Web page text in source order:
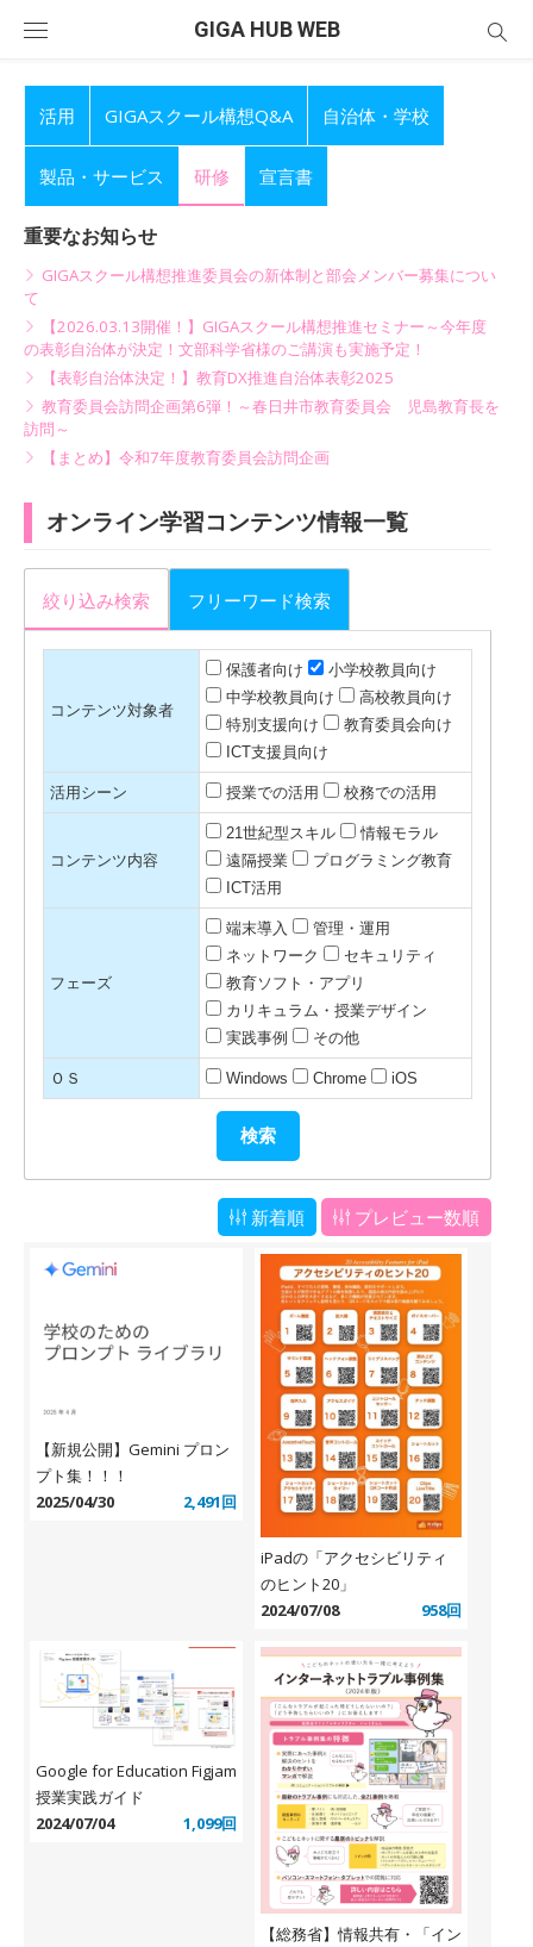
GIGA HUB WEB
活用 GIGAスクール構想Q&A 自治体・学校
製品・サービス 研修 宣言書
重要なお知らせ
GIGAスクール構想推進委員会の新体制と部会メンバー募集につい
て
【2026.03.13開催！】GIGAスクール構想推進セミナー～今年度
の表彰自治体が決定！文部科学省様のご講演も実施予定！
【表彰自治体決定！】教育DX推進自治体表彰2025
教育委員会訪問企画第6弾！～春日井市教育委員会 児島教育長を
訪問～
【まとめ】令和7年度教育委員会訪問企画
オンライン学習コンテンツ情報一覧
絞り込み検索 フリーワード検索
コンテンツ対象者
保護者向け
小学校教員向け
中学校教員向け
高校教員向け
特別支援向け
教育委員会向け
ICT支援員向け
活用シーン 授業での活用 校務での活用
コンテンツ内容
21世紀型スキル
情報モラル
遠隔授業
プログラミング教育
ICT活用
フェーズ
端末導入
管理・運用
ネットワーク
セキュリティ
教育ソフト・アプリ
カリキュラム・授業デザイン
実践事例
その他
ＯＳ Windows Chrome iOS
新着順 プレビュー数順
【新規公開】Gemini プロン
プト集！！！
2025/04/30
2,491回
iPadの「アクセシビリティ
のヒント20」
2024/07/08
958回
Google for Education Figjam
授業実践ガイド
2024/07/04
1,099回
【総務省】情報共有・「イン